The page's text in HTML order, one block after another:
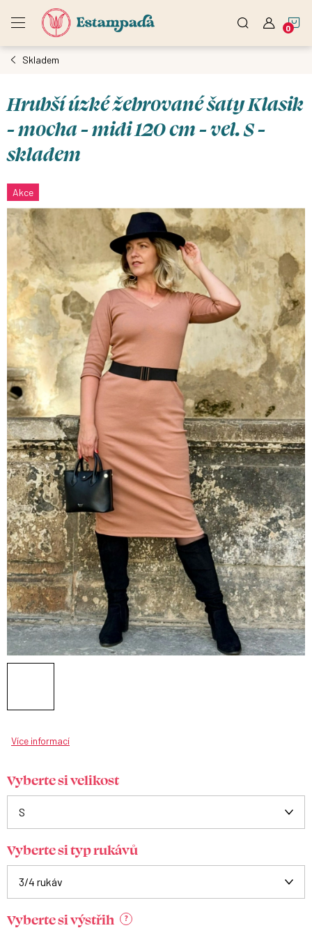
Skladem
Hrubší úzké žebrované šaty Klasik
- mocha - midi 120 cm - vel. S -
skladem
Akce
Více informací
Vyberte si velikost
Vyberte si typ rukávů
Vyberte si výstřih ?